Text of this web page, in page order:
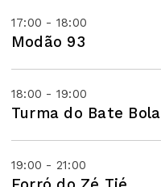
17:00 - 18:00
Modão 93
18:00 - 19:00
Turma do Bate Bola
19:00 - 21:00